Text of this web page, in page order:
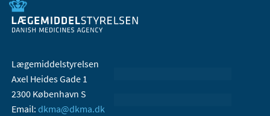
Lægemiddelstyrelsen
Axel Heides Gade 1
2300 København S
Email: dkma@dkma.dk